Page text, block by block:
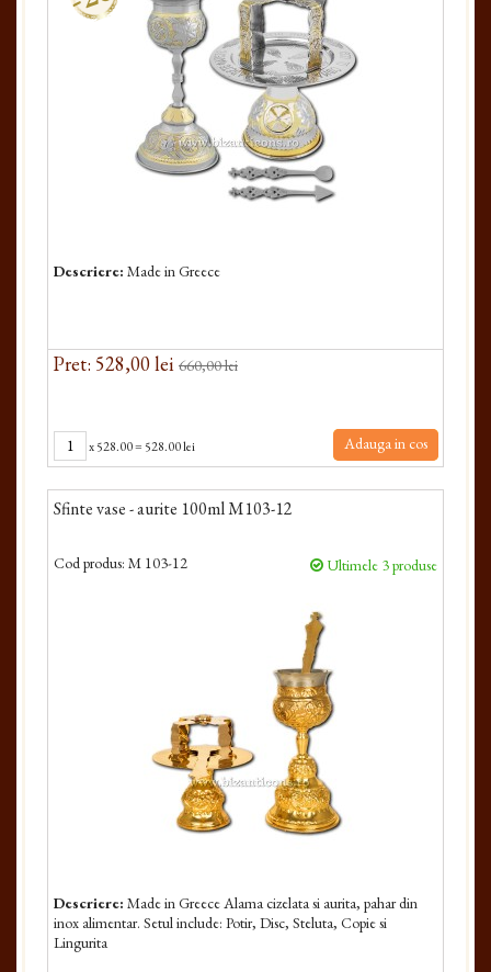
Descriere: Made in Greece
Pret: 528,00 lei 660,00 lei
x528.00= 528.00 lei Adauga in cos
Sfinte vase - aurite 100ml M103-12
Cod produs: M 103-12 Ultimele 3 produse
Descriere: Made in Greece Alama cizelata si aurita, pahar din
inox alimentar. Setul include: Potir, Disc, Steluta, Copie si
Lingurita